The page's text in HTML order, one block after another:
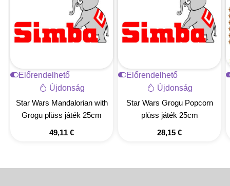
Előrendelhető
Újdonság
Star Wars Mandalorian with
Grogu plüss játék 25cm
49,11 €
Előrendelhető
Újdonság
Star Wars Grogu Popcorn
plüss játék 25cm
28,15 €